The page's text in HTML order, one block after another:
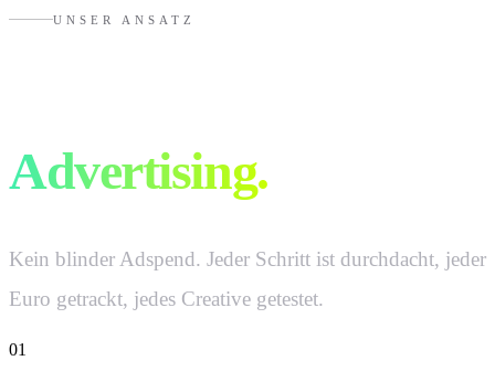
UNSER ANSATZ
Advertising.
Kein blinder Adspend. Jeder Schritt ist durchdacht, jeder
Euro getrackt, jedes Creative getestet.
01